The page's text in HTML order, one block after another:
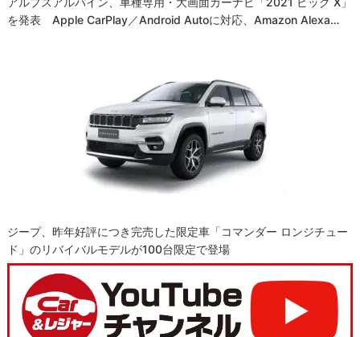
を発表 Apple CarPlay／Android Autoに対応、Amazon Alexa…
ジープ、昨年好評につき完売した限定車「コマンダー ロンジチュー
ド」のリバイバルモデルが100台限定で登場